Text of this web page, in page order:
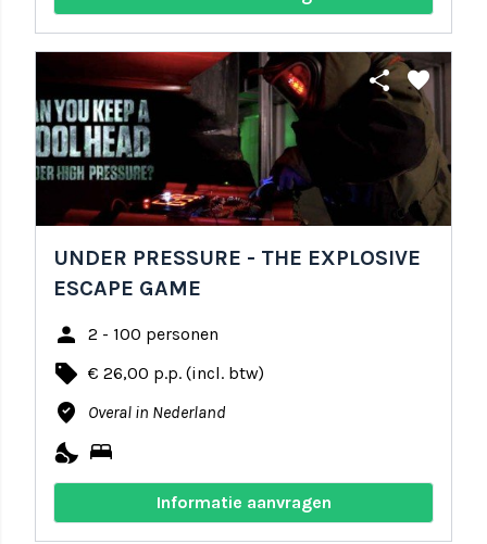
share favorite
UNDER PRESSURE - THE EXPLOSIVE
ESCAPE GAME
person 2 - 100 personen
local_offer € 26,00 p.p. (incl. btw)
where_to_vote Overal in Nederland
nights_stay bed
Informatie aanvragen